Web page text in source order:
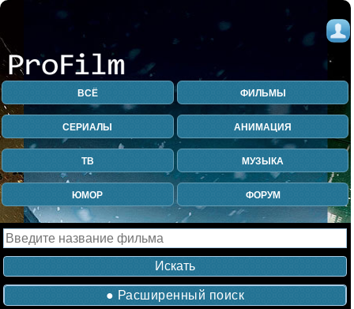
ВСЁ ФИЛЬМЫ
СЕРИАЛЫ АНИМАЦИЯ
ТВ МУЗЫКА
ЮМОР ФОРУМ
● Расширенный поиск